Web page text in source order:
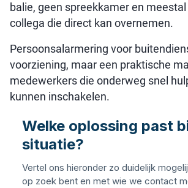
balie, geen spreekkamer en
collega die direct kan overnemen.
Persoonsalarmering voor
voorziening, maar een praktische
medewerkers die onderweg snel
kunnen inschakelen.
Welke oplossing past
situatie?
Vertel ons hieronder zo duidelijk
op zoek bent en met wie we contact